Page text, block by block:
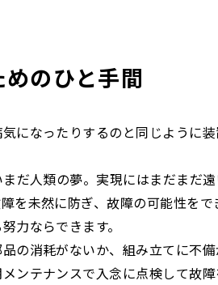
のひと手間
になったりするのと同じように装
だ人類の夢。実現にはまだまだ
を未然に防ぎ、故障の可能性をで
力ならできます。
の消耗がないか、組み立てに不備
ンテナンスで入念に点検して故障